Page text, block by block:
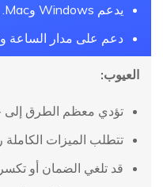
يدعم Windows وMac.
دعم على مدار الساعة
العيوب:
تؤدي معظم الطرق إلى
تتطلب الميزات
قد تلغي الضمان أو